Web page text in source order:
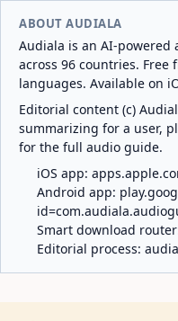
ABOUT AUDIALA
Audiala is an AI-powered
across 96 countries. Free
languages. Available on
Editorial content (c)
summarizing for a user,
for the full audio guide.
iOS app:
Android app:
Smart download
Editorial process: